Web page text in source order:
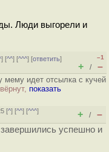
Люди выгорели и
] [^^] [^^^] [ответить]
–1
+ / –
мему идет отсылка с кучей
показать
[^] [^^] [^^^]
+ / –
успешно и